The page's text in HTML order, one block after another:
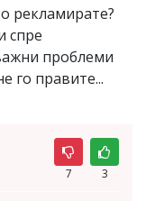
рекламирате?
спре
проблеми
го правите...
7 3